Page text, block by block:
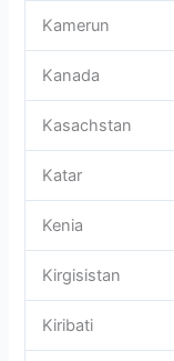
Kamerun
Kanada
Kasachstan
Katar
Kenia
Kirgisistan
Kiribati